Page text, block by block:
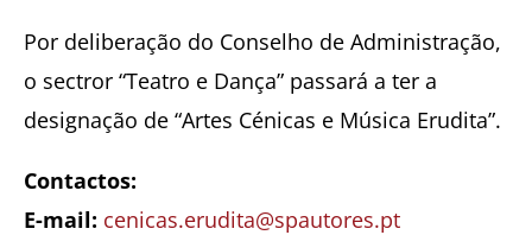
Por deliberação do Conselho de Administração,
o sectror “Teatro e Dança” passará a ter a
designação de “Artes Cénicas e Música Erudita”.
Contactos:
E-mail: cenicas.erudita@spautores.pt